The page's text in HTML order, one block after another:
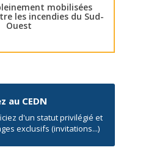
mobilisées
les incendies du Sud-
Ouest
au CEDN
d'un statut privilégié et
exclusifs (invitations...)